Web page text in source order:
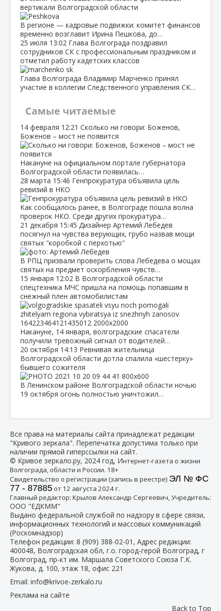
вертикали Волгоградской области
В регионе — кадровые подвижки: комитет финансов
временно возглавит Ирина Пешкова, до…
25 июля 13:02 Глава Волгограда поздравил
сотрудников СК с профессиональным праздником и
отметил работу кадетских классов
Глава Волгограда Владимир Марченко принял
участие в коллегии Следственного управления СК…
Самые читаемые
14 февраля 12:21 Сколько ни говори: Боженов,
Боженов – мост не появится
Накануне на официальном портале губернатора
Волгоградской области появилась…
28 марта 15:46 Генпрокуратура объявила цель
ревизий в НКО
Как сообщалось ранее, в Волгограде пошла волна
проверок НКО. Среди других прокуратура…
21 декабря 15:45 Дизайнер Артемий Лебедев
посягнул на чувства верующих, грубо назвав мощи
святых "коробкой с перхотью"
В РПЦ призвали проверить слова Лебедева о мощах
святых на предмет оскорбления чувств…
15 января 12:02 В Волгоградской области
спецтехника МЧС пришла на помощь попавшим в
снежный плен автомобилистам
Накануне, 14 января, волгоградские спасатели
получили тревожный сигнал от водителей…
20 октября 14:13 Ревнивая жительница
Волгоградской области дотла спалила «шестерку»
бывшего сожителя
В Ленинском районе Волгоградской области ночью
19 октября огонь полностью уничтожил…
Все права на материалы сайта принадлежат редакции
"Кривого зеркала". Перепечатка допустима только при
наличии прямой гиперссылки на сайт.
© Кривое зеркало.ру, 2024 год, Интернет-газета о жизни
Волгограда, области и России. 18+
Свидетельство о регистрации (запись в реестре) ЭЛ № ФС
77 - 87885от 12 августа 2024 г.
Главный редактор: Крылов Александр Сергеевич, Учредитель:
ООО "ЕДКММ"
Выдано федеральной службой по надзору в сфере связи,
информационных технологий и массовых коммуникаций
(Роскомнадзор)
Телефон редакции: 8 (909) 388-02-01 , Адрес редакции:
400048, Волгоградская обл, г.о. город-герой Волгоград, г
Волгоград, пр-кт им. Маршала Советского Союза Г.К.
Жукова, д. 100, этаж 18, офис 221
Email: info@krivoe-zerkalo.ru
Реклама на сайте
Back to Top